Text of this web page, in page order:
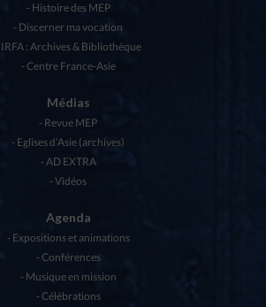
Histoire des MEP
Discerner ma vocation
IRFA : Archives & Bibliothèque
Centre France-Asie
Médias
Revue MEP
Eglises d’Asie (archives)
AD EXTRA
Vidéos
Agenda
Expositions et animations
Conférences
Musique en mission
Célébrations